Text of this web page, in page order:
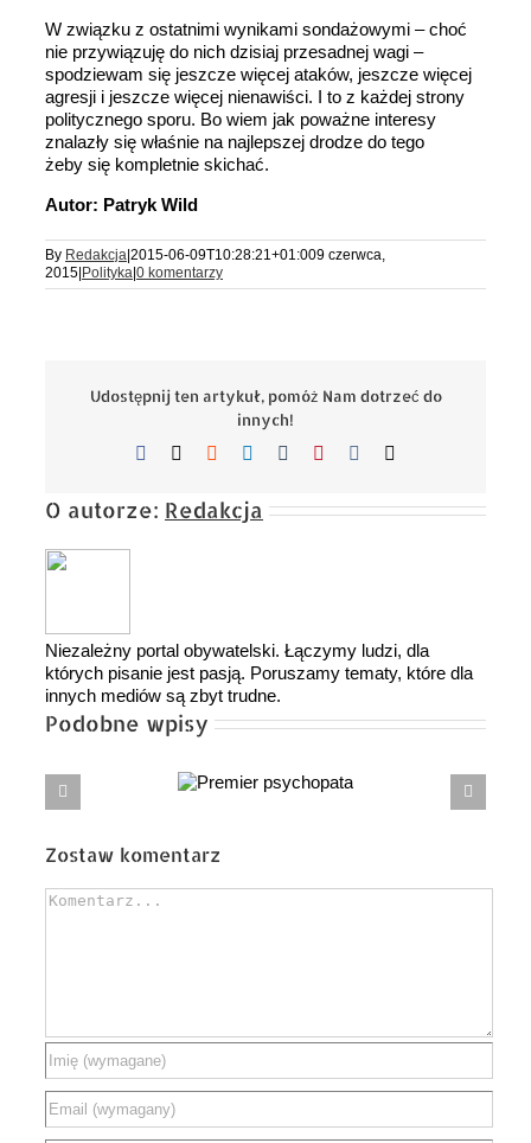
W związku z ostatnimi wynikami sondażowymi – choć
nie przywiązuję do nich dzisiaj przesadnej wagi –
spodziewam się jeszcze więcej ataków, jeszcze więcej
agresji i jeszcze więcej nienawiści. I to z każdej strony
politycznego sporu. Bo wiem jak poważne interesy
znalazły się właśnie na najlepszej drodze do tego
żeby się kompletnie skichać.
Autor: Patryk Wild
By Redakcja|2015-06-09T10:28:21+01:009 czerwca,
2015|Polityka|0 komentarzy
Udostępnij ten artykuł, pomóż Nam dotrzeć do
innych!
Facebook Reddit LinkedIn
TumblrPinterest
O autorze: Redakcja
Niezależny portal obywatelski. Łączymy ludzi, dla
których pisanie jest pasją. Poruszamy tematy, które dla
innych mediów są zbyt trudne.
Podobne wpisy
Premier
Zwycięstwo Karol Nawrocki było wielkim
Zostaw komentarz
Comment